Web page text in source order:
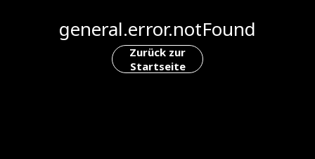
general.error.notFound
Zurück zur
Startseite